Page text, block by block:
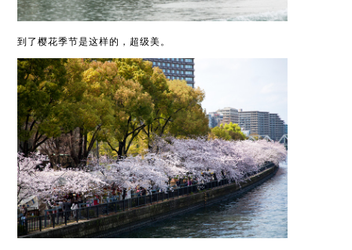
到了樱花季节是这样的，超级美。